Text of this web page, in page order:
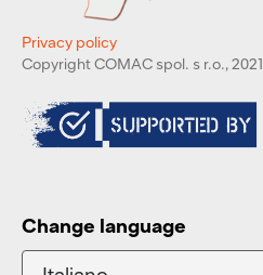
Privacy policy
Copyright COMAC spol. s r.o., 2021
Change language
Go up